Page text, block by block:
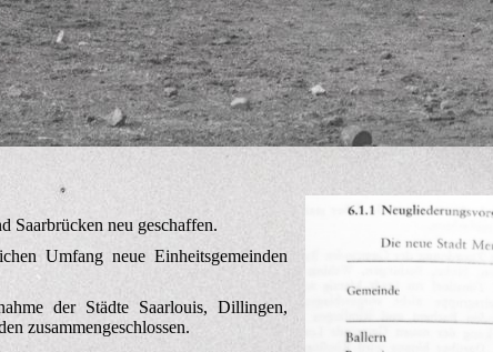
Saarbrücken neu geschaffen.
Umfang neue Einheitsgemeinden
der Städte Saarlouis, Dillingen,
zusammengeschlossen.